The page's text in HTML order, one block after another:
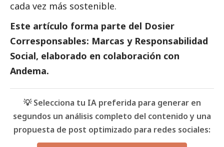
cada vez más sostenible.
Este artículo forma parte del Dosier
Corresponsables: Marcas y Responsabilidad
Social, elaborado en colaboración con
Andema.
💡 Selecciona tu IA preferida para generar en
segundos un análisis completo del contenido y una
propuesta de post optimizado para redes sociales: